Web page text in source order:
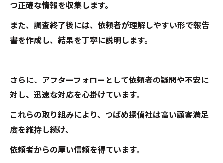
つ正確な情報を収集します。
また、調査終了後には、依頼者が理解しやすい形で報告
書を作成し、結果を丁寧に説明します。
さらに、アフターフォローとして依頼者の疑問や不安に
対し、迅速な対応を心掛けています。
これらの取り組みにより、つばめ探偵社は高い顧客満足
度を維持し続け、
依頼者からの厚い信頼を得ています。